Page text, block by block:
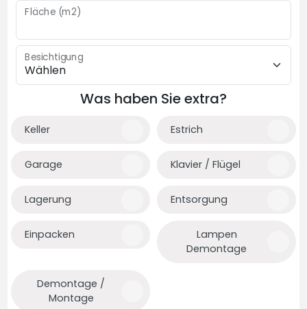
Fläche (m2)
Besichtigung
Was haben Sie extra?
Keller Estrich
Garage Klavier / Flügel
Lagerung Entsorgung
Einpacken
Lampen
Demontage
Demontage /
Montage